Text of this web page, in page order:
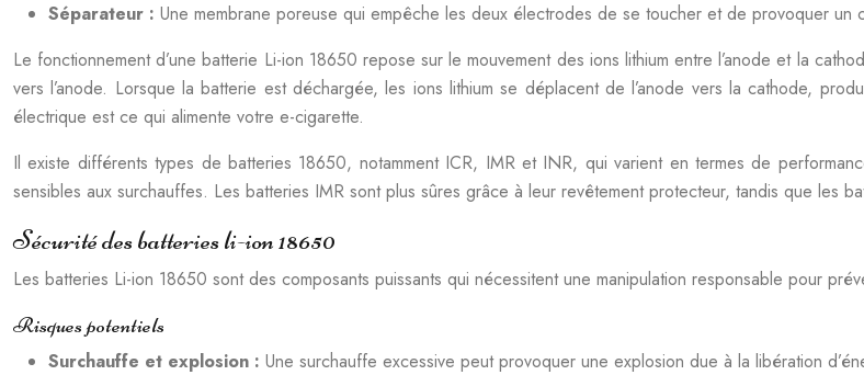
Séparateur : Une membrane poreuse qui empêche les deux électrodes de se toucher et de provoquer un
Le fonctionnement d’une batterie Li-ion 18650 repose sur le mouvement des ions lithium entre l’anode et la
vers l’anode. Lorsque la batterie est déchargée, les ions lithium se déplacent de l’anode vers la cathode,
électrique est ce qui alimente votre e-cigarette.
Il existe différents types de batteries 18650, notamment ICR, IMR et INR, qui varient en termes de
sensibles aux surchauffes. Les batteries IMR sont plus sûres grâce à leur revêtement protecteur, tandis que les
Sécurité des batteries li-ion 18650
Les batteries Li-ion 18650 sont des composants puissants qui nécessitent une manipulation responsable pour
Risques potentiels
Surchauffe et explosion : Une surchauffe excessive peut provoquer une explosion due à la libération